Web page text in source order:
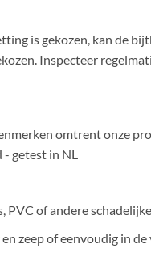
is gekozen, kan de
Inspecteer
omtrent onze
getest in NL
PVC of andere
zeep of eenvoudig in